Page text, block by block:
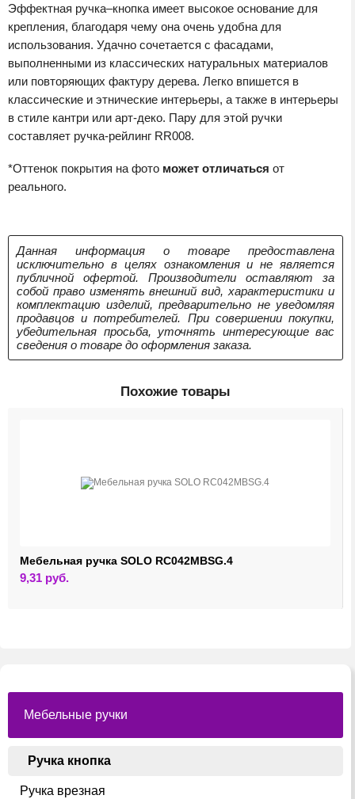
Эффектная ручка–кнопка имеет высокое основание для
крепления, благодаря чему она очень удобна для
использования. Удачно сочетается с фасадами,
выполненными из классических натуральных материалов
или повторяющих фактуру дерева. Легко впишется в
классические и этнические интерьеры, а также в интерьеры
в стиле кантри или арт-деко. Пару для этой ручки
составляет ручка-рейлинг RR008.
*Оттенок покрытия на фото может отличаться от
реального.
Данная информация о товаре предоставлена
исключительно в целях ознакомления и не является
публичной офертой. Производители оставляют за
собой право изменять внешний вид, характеристики и
комплектацию изделий, предварительно не уведомляя
продавцов и потребителей. При совершении покупки,
убедительная просьба, уточнять интересующие вас
сведения о товаре до оформления заказа.
Похожие товары
Мебельная ручка SOLO RC042MBSG.4
9,31 руб.
Мебельные ручки
Ручка кнопка
Ручка врезная